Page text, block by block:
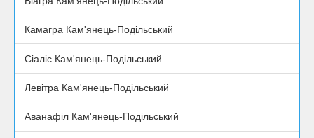
Камагра Кам'янець-Подільський
Сіаліс Кам'янець-Подільський
Левітра Кам'янець-Подільський
Аванафіл Кам'янець-Подільський